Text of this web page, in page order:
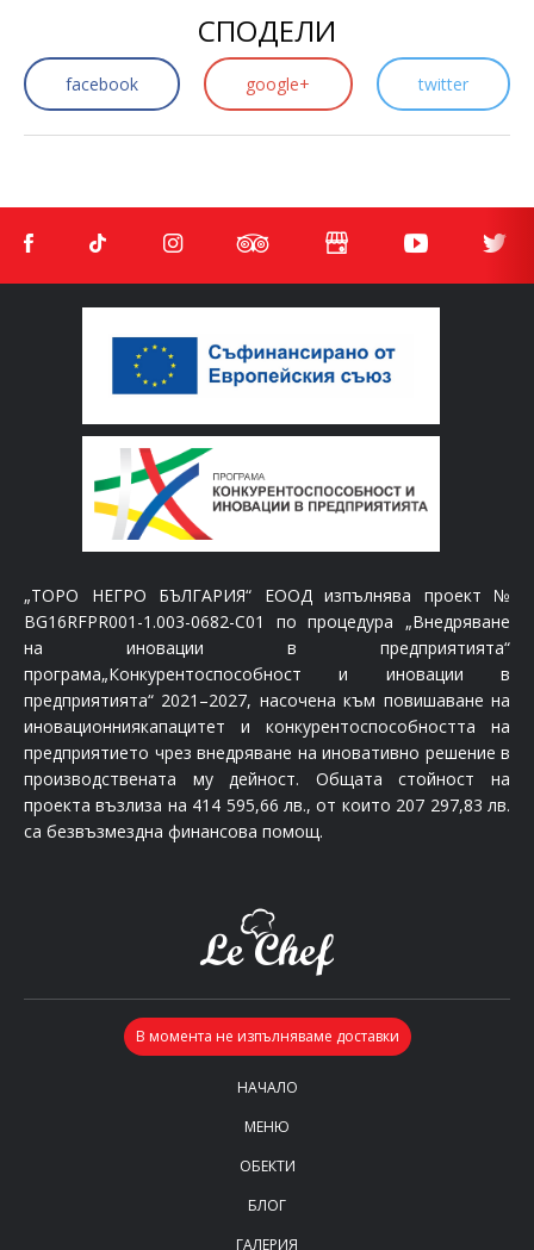
СПОДЕЛИ
facebook google+ twitter
„ТОРО НЕГРО БЪЛГАРИЯ“ ЕООД изпълнява проект №
BG16RFPR001-1.003-0682-C01 по процедура „Внедряване
на иновации в предприятията“
програма„Конкурентоспособност и иновации в
предприятията“ 2021–2027, насочена към повишаване на
иновационниякапацитет и конкурентоспособността на
предприятието чрез внедряване на иновативно решение в
производствената му дейност. Общата стойност на
проекта възлиза на 414 595,66 лв., от които 207 297,83 лв.
са безвъзмездна финансова помощ.
НАЧАЛО
МЕНЮ
ОБЕКТИ
БЛОГ
ГАЛЕРИЯ